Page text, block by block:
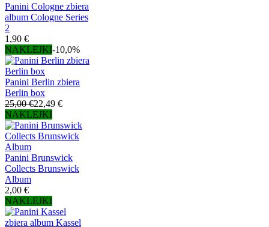
Panini Cologne zbiera
album Cologne Series
2
1,90 €
NAKLEJKI-10,0%
Panini Berlin zbiera
Berlin box
25,00 €22,49 €
NAKLEJKI
Panini Brunswick
Collects Brunswick
Album
2,00 €
NAKLEJKI